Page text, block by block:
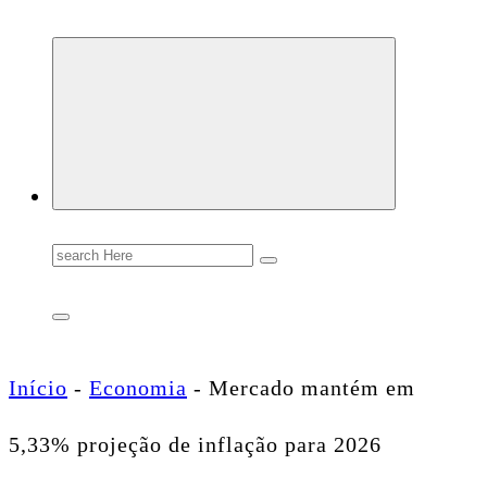
Search
for:
Início - Economia - Mercado mantém em
5,33% projeção de inflação para 2026